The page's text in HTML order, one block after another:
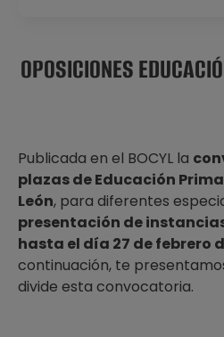
OPOSICIONES
Publicada en el BOCYL la
plazas de Educación
León, para diferentes
presentación de
hasta el día 27 de febrero
continuación, te
divide esta convocatoria.